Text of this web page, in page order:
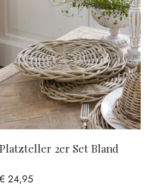
Platzteller 2er Set Bland
€ 24,95